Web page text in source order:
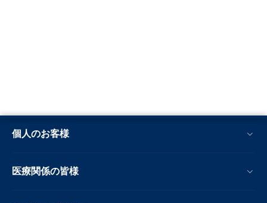
個人のお客様
医療関係の皆様